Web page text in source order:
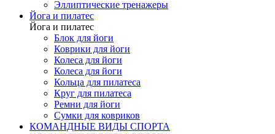
Эллиптические тренажеры
Йога и пилатес
Йога и пилатес
Блок для йоги
Коврики для йоги
Колеса для йоги
Колеса для йоги
Кольца для пилатеса
Круг для пилатеса
Ремни для йоги
Сумки для ковриков
КОМАНДНЫЕ ВИДЫ СПОРТА